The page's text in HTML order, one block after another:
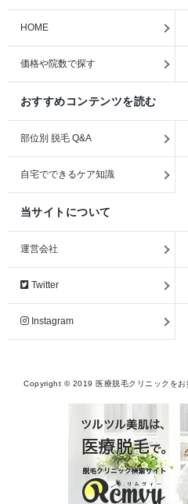
HOME
価格や院数で探す
おすすめコンテンツを読む
部位別 脱毛 Q&A
自宅でできるケア知識
当サイトについて
運営会社
Twitter
Instagram
Copyright © 2019 医療脱毛クリニックを